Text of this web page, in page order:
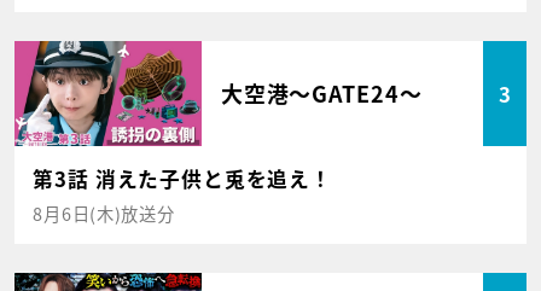
大空港～GATE24～ 3
第3話 消えた子供と兎を追え！
8月6日(木)放送分